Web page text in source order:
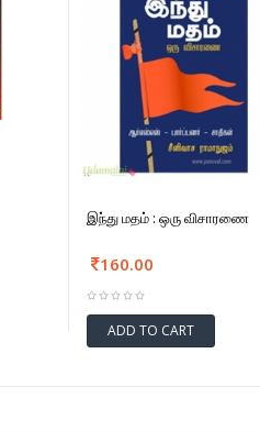
இந்து மதம் : ஒரு விசாரணை
160.00
ADD TO CART